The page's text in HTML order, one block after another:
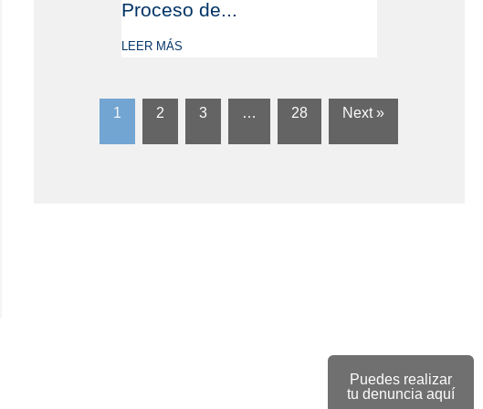
Puedes realizar
tu denuncia aquí
Proceso de...
LEER MÁS
1 2 3 … 28 Next »